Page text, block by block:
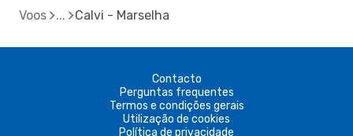
Voos Calvi - Marselha
Contacto
Perguntas frequentes
Termos e condições gerais
Utilização de cookies
Política de privacidade